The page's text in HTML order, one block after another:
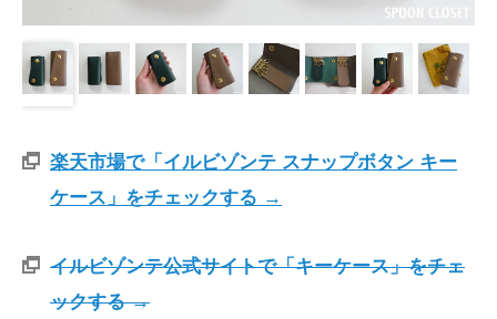
楽天市場で「イルビゾンテ スナップボタン キー
ケース」をチェックする →
イルビゾンテ公式サイトで「キーケース」をチェ
ックする →